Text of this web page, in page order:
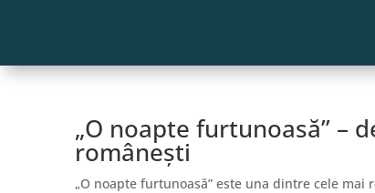
„O noapte furtunoasă” –
românești
„O noapte furtunoasă” este una dintre cele